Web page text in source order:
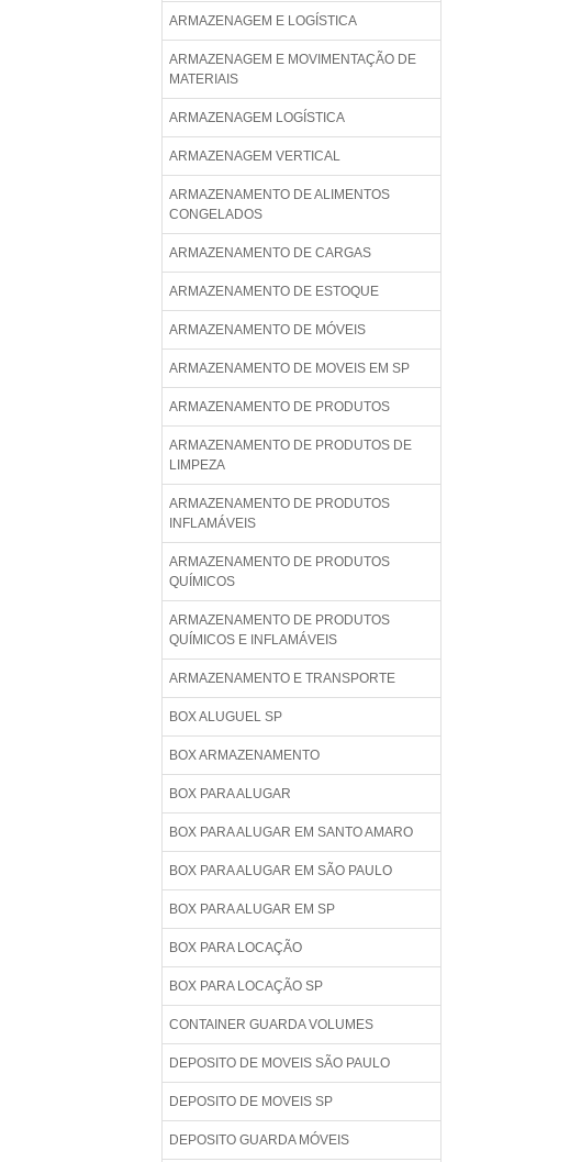
ARMAZENAGEM E LOGÍSTICA
ARMAZENAGEM E MOVIMENTAÇÃO DE
MATERIAIS
ARMAZENAGEM LOGÍSTICA
ARMAZENAGEM VERTICAL
ARMAZENAMENTO DE ALIMENTOS
CONGELADOS
ARMAZENAMENTO DE CARGAS
ARMAZENAMENTO DE ESTOQUE
ARMAZENAMENTO DE MÓVEIS
ARMAZENAMENTO DE MOVEIS EM SP
ARMAZENAMENTO DE PRODUTOS
ARMAZENAMENTO DE PRODUTOS DE
LIMPEZA
ARMAZENAMENTO DE PRODUTOS
INFLAMÁVEIS
ARMAZENAMENTO DE PRODUTOS
QUÍMICOS
ARMAZENAMENTO DE PRODUTOS
QUÍMICOS E INFLAMÁVEIS
ARMAZENAMENTO E TRANSPORTE
BOX ALUGUEL SP
BOX ARMAZENAMENTO
BOX PARA ALUGAR
BOX PARA ALUGAR EM SANTO AMARO
BOX PARA ALUGAR EM SÃO PAULO
BOX PARA ALUGAR EM SP
BOX PARA LOCAÇÃO
BOX PARA LOCAÇÃO SP
CONTAINER GUARDA VOLUMES
DEPOSITO DE MOVEIS SÃO PAULO
DEPOSITO DE MOVEIS SP
DEPOSITO GUARDA MÓVEIS